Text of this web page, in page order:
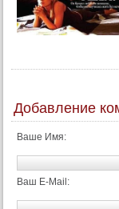
Добавление
Ваше Имя:
Ваш E-Mail: